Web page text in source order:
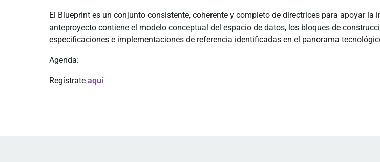
El Blueprint es un conjunto consistente, coherente y completo de directrices para apoyar
anteproyecto contiene el modelo conceptual del espacio de datos, los bloques de
especificaciones e implementaciones de referencia identificadas en el panorama
Agenda:
Regístrate aquí